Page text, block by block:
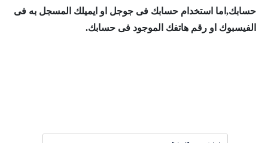
حسابك,اما استخدام حسابك فى جوجل او ايميلك المسجل به فى
الفيسبوك او رقم هاتفك الموجود فى حسابك.